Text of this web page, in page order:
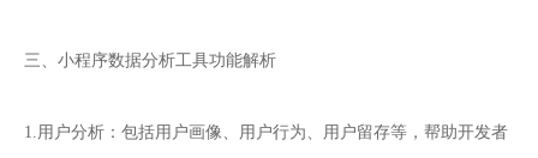
三、小程序数据分析工具功能解析
1.用户分析：包括用户画像、用户行为、用户留存等，帮助开发者